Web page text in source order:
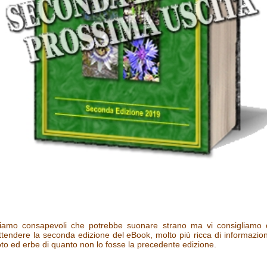
consapevoli che potrebbe suonare strano ma vi consigliamo
la seconda edizione del eBook, molto più ricca di
ed erbe di quanto non lo fosse la precedente edizione.